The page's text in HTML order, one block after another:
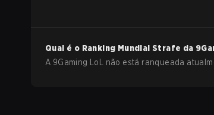
Qual é o Ranking Mundial Strafe da
A 9Gaming LoL não está ranqueada